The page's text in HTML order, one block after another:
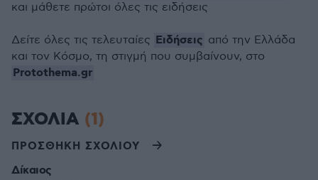
και μάθετε πρώτοι όλες τις ειδήσεις
Δείτε όλες τις τελευταίες Ειδήσεις από την Ελλάδα
και τον Κόσμο, τη στιγμή που συμβαίνουν, στο
Protothema.gr
ΣΧΟΛΙΑ (1)
ΠΡΟΣΘΗΚΗ ΣΧΟΛΙΟΥ
Δίκαιος